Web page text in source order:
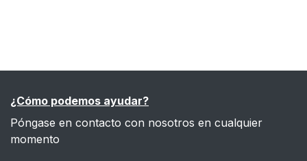
¿Cómo podemos ayudar?
Póngase en contacto con nosotros en cualquier
momento